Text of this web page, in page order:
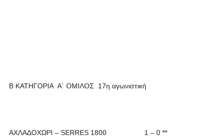
Β ΚΑΤΗΓΟΡΙΑ Α΄ ΟΜΙΛΟΣ 17η αγωνιστική
ΑΧΛΑΔΟΧΩΡΙ – SERRES 1800 1 – 0 **